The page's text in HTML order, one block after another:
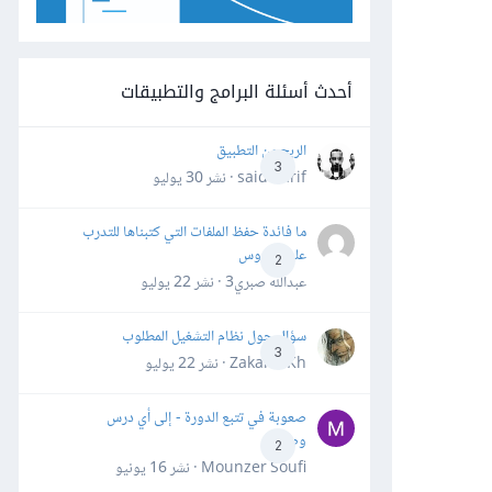
أحدث أسئلة البرامج والتطبيقات
3
الربح من التطبيق
said darif · نشر
30 يوليو
2
ما فائدة حفظ الملفات التي كتبناها للتدرب
على الدروس
عبدالله صبري3 · نشر
22 يوليو
3
سؤال حول نظام التشغيل المطلوب
Zakaria Kh · نشر
22 يوليو
2
صعوبة في تتبع الدورة - إلى أي درس
وصلت؟
Mounzer Soufi · نشر
16 يونيو